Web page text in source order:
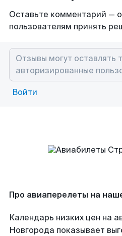
Оставьте комментарий —
пользователям принять
Войти
Про авиаперелеты на
Календарь низких цен на
Новгорода показывает